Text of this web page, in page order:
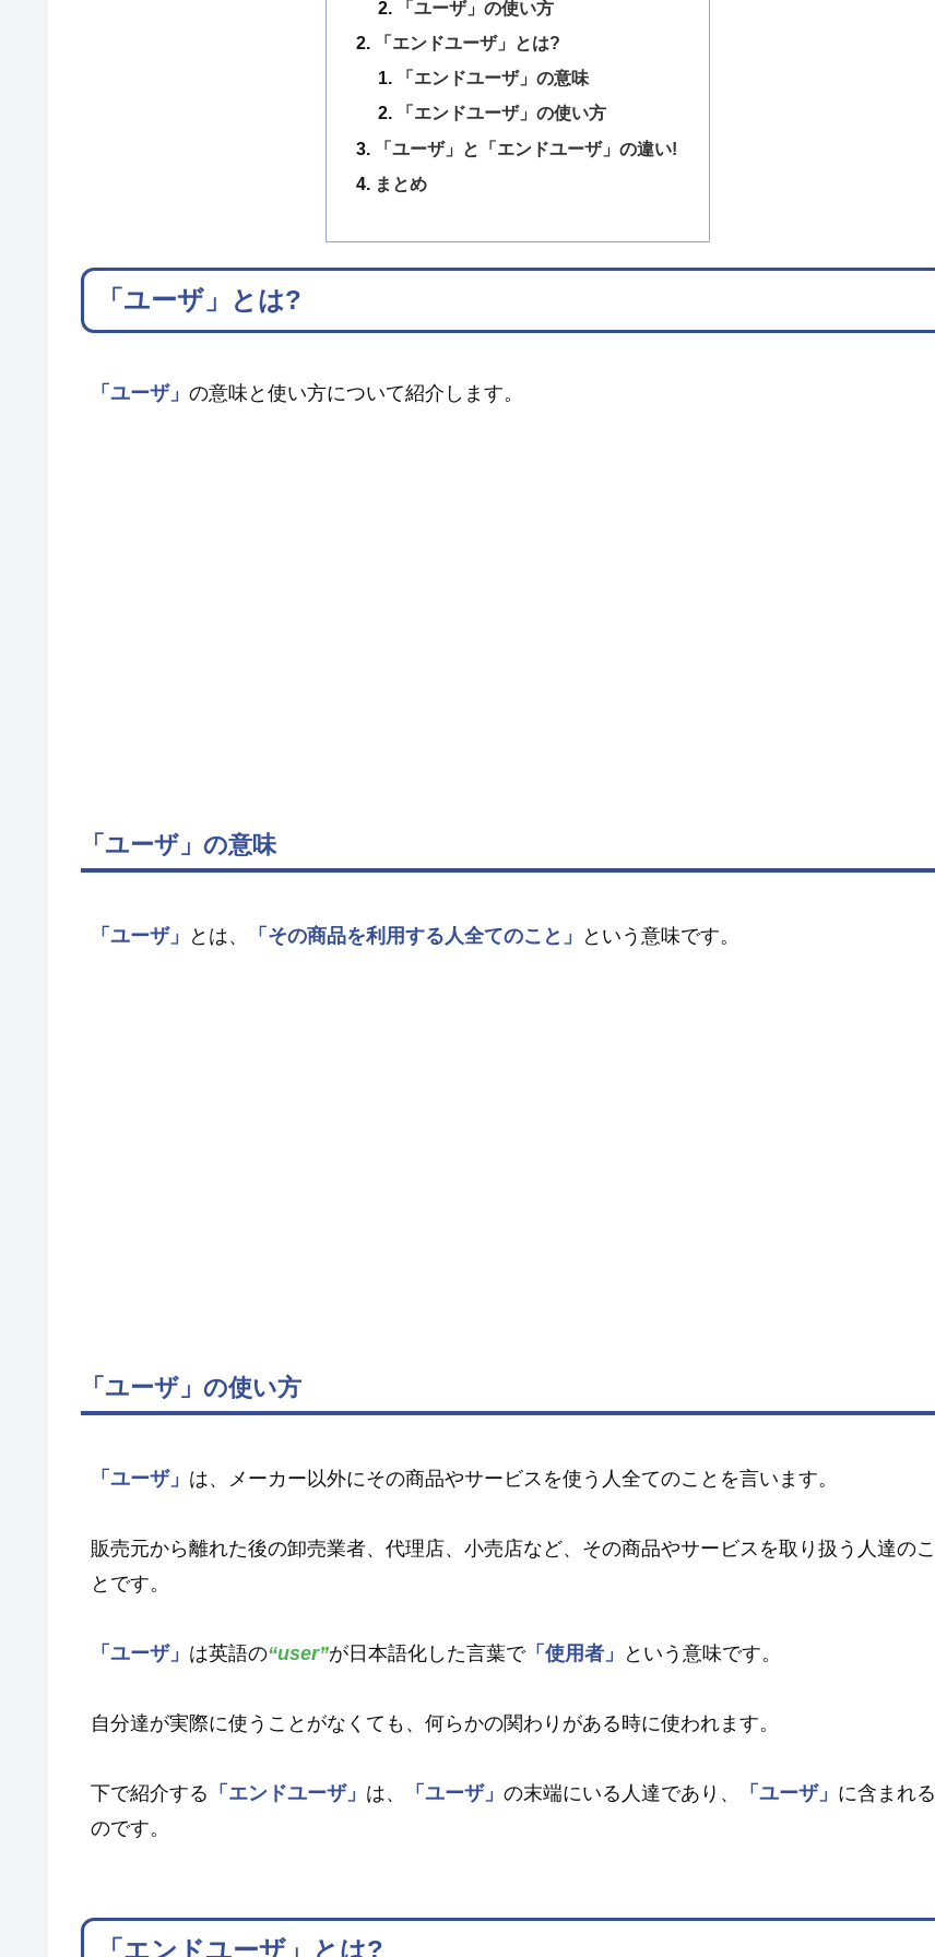
「ユーザ」の使い方
「エンドユーザ」とは?
「エンドユーザ」の意味
「エンドユーザ」の使い方
「ユーザ」と「エンドユーザ」の違い!
まとめ
「ユーザ」とは?
「ユーザ」 の意味と使い方について紹介します。
「ユーザ」の意味
「ユーザ」 とは、 「その商品を利用する人全てのこと」 という意味です。
「ユーザ」の使い方
「ユーザ」 は、メーカー以外にその商品やサービスを使う人全てのことを言います。
販売元から離れた後の卸売業者、代理店、小売店など、その商品やサービスを取り扱う人達のこ
とです。
「ユーザ」 は英語の“user”が日本語化した言葉で「使用者」 という意味です。
自分達が実際に使うことがなくても、何らかの関わりがある時に使われます。
下で紹介する 「エンドユーザ」 は、 「ユーザ」 の末端にいる人達であり、 「ユーザ」 に含まれる
のです。
「エンドユーザ」とは?